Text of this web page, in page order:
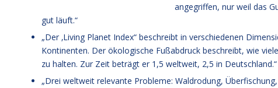
angegriffen, nur weil das
gut läuft.“
„Der ‚Living Planet Index“ beschreibt in verschiedenen
Kontinenten. Der ökologische Fußabdruck beschreibt, wie
zu halten. Zur Zeit beträgt er 1,5 weltweit, 2,5 in Deutschland.“
„Drei weltweit relevante Probleme: Waldrodung,